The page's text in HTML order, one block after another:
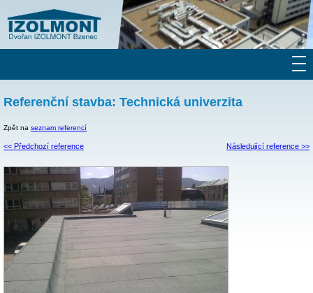
Referenční stavba: Technická univerzita
Zpět na seznam referencí
<< Předchozí reference Následující reference >>